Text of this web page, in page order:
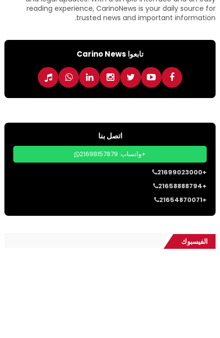
reading experience, CarinoNews is your daily source for
trusted news and important information.
تابعوا Carino News
اتصل بنا
واتساب: 21698157879+
21699023000+
21658888794+
21654870071+
الفيسبوك